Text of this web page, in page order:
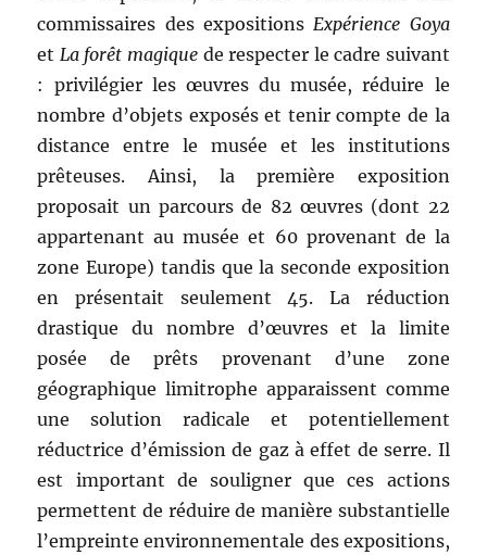
commissaires des expositionsExpérience Goya
et La forêt magique de respecter le cadre suivant
: privilégier les œuvres du musée, réduire le
nombre d’objets exposés et tenir compte de la
distance entre le musée et les institutions
prêteuses. Ainsi, la première exposition
proposait un parcours de 82 œuvres (dont 22
appartenant au musée et 60 provenant de la
zone Europe) tandis que la seconde exposition
en présentait seulement 45. La réduction
drastique du nombre d’œuvres et la limite
posée de prêts provenant d’une zone
géographique limitrophe apparaissent comme
une solution radicale et potentiellement
réductrice d’émission de gaz à effet de serre. Il
est important de souligner que ces actions
permettent de réduire de manière substantielle
l’empreinte environnementale des expositions,